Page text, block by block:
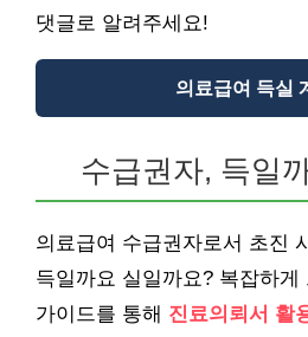
댓글로 알려주세요!
의료급여 득실
수급권자, 득일
의료급여 수급권자로서 초진
득일까요 실일까요? 복잡하게
가이드를 통해 진료의뢰서 활